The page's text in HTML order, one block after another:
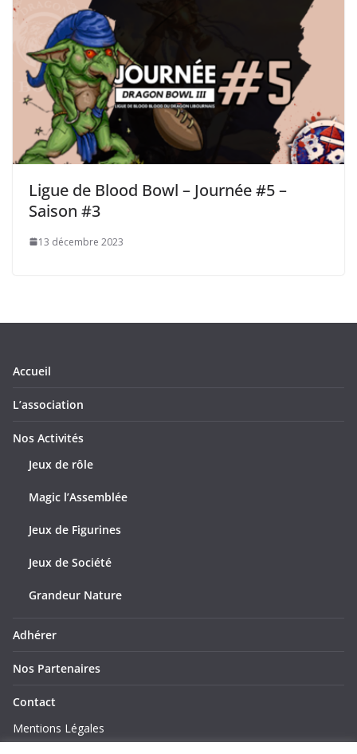
Ligue de Blood Bowl – Journée #5 –
Saison #3
13 décembre 2023
Accueil
L’association
Nos Activités
Jeux de rôle
Magic l’Assemblée
Jeux de Figurines
Jeux de Société
Grandeur Nature
Adhérer
Nos Partenaires
Contact
Mentions Légales